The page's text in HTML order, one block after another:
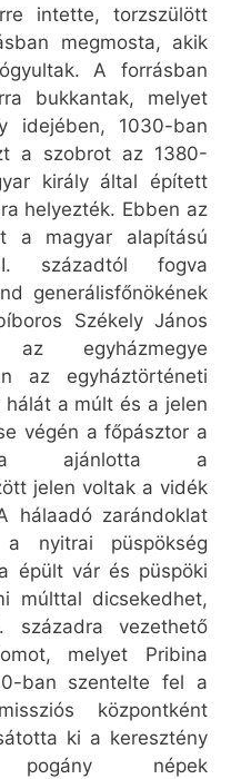
intette, torzszülött
megmosta, akik
A forrásban
bukkantak, melyet
idejében, 1030-ban
a szobrot az 1380-
király által épített
helyezték. Ebben az
a magyar alapítású
századtól fogva
generálisfőnökének
Székely János
az egyházmegye
az egyháztörténeti
a múlt és a jelen
végén a főpásztor a
ajánlotta a
jelen voltak a vidék
hálaadó zarándoklat
nyitrai püspökség
épült vár és püspöki
múlttal dicsekedhet,
századra vezethető
melyet Pribina
ban szentelte fel a
központként
ki a keresztény
népek